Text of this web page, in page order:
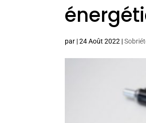
par |24 Août 2022 |